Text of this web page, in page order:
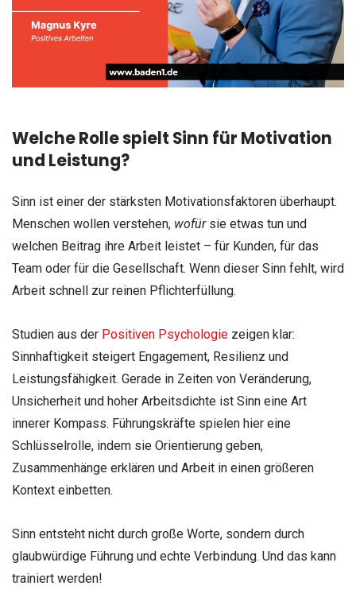
Welche Rolle spielt Sinn für Motivation
und Leistung?
Sinn ist einer der stärksten Motivationsfaktoren überhaupt.
Menschen wollen verstehen, wofürsie etwas tun und
welchen Beitrag ihre Arbeit leistet – für Kunden, für das
Team oder für die Gesellschaft. Wenn dieser Sinn fehlt, wird
Arbeit schnell zur reinen Pflichterfüllung.
Studien aus der Positiven Psychologie zeigen klar:
Sinnhaftigkeit steigert Engagement, Resilienz und
Leistungsfähigkeit. Gerade in Zeiten von Veränderung,
Unsicherheit und hoher Arbeitsdichte ist Sinn eine Art
innerer Kompass. Führungskräfte spielen hier eine
Schlüsselrolle, indem sie Orientierung geben,
Zusammenhänge erklären und Arbeit in einen größeren
Kontext einbetten.
Sinn entsteht nicht durch große Worte, sondern durch
glaubwürdige Führung und echte Verbindung. Und das kann
trainiert werden!